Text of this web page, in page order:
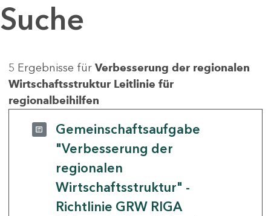
Suche
5 Ergebnisse für Verbesserung der regionalen
Wirtschaftsstruktur Leitlinie für
regionalbeihilfen
Gemeinschaftsaufgabe
"Verbesserung der
regionalen
Wirtschaftsstruktur" -
Richtlinie GRW RIGA